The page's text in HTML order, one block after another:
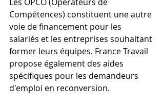
Compétences) constituent une autre
voie de financement pour les
salariés et les entreprises souhaitant
former leurs équipes. France Travail
propose également des aides
spécifiques pour les demandeurs
d'emploi en reconversion.